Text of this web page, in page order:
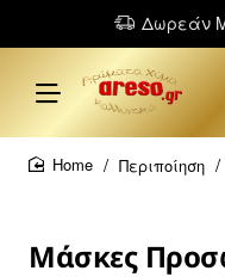
Δωρεάν
Περιποίηση
Μάσκες